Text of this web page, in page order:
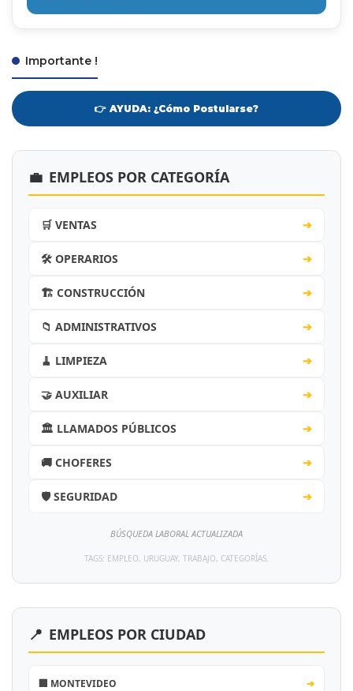
Importante !
👉 AYUDA: ¿Cómo Postularse?
💼 EMPLEOS POR CATEGORÍA
🛒 VENTAS ➔
🛠️ OPERARIOS ➔
🏗️ CONSTRUCCIÓN ➔
📁 ADMINISTRATIVOS ➔
🧹 LIMPIEZA ➔
🤝 AUXILIAR ➔
🏛️ LLAMADOS PÚBLICOS ➔
🚚 CHOFERES ➔
🛡️ SEGURIDAD ➔
BÚSQUEDA LABORAL ACTUALIZADA
TAGS: EMPLEO, URUGUAY, TRABAJO, CATEGORÍAS.
📍 EMPLEOS POR CIUDAD
🏢 MONTEVIDEO ➔